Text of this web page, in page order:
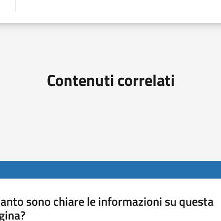
Contenuti correlati
sono chiare le informazioni su questa